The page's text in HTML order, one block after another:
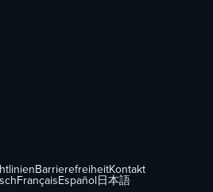
BarrierefreiheitKontakt
Français Español 日本語